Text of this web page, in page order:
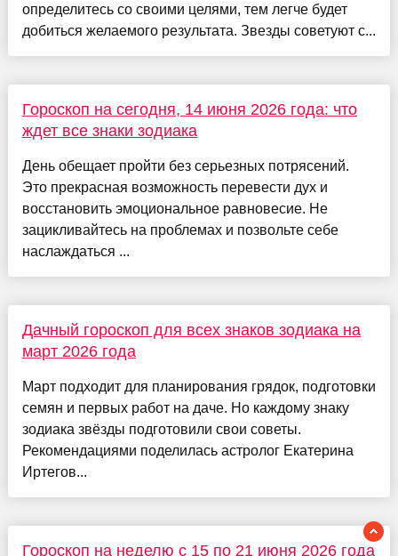
определитесь со своими целями, тем легче будет
добиться желаемого результата. Звезды советуют с...
Гороскоп на сегодня, 14 июня 2026 года: что
ждет все знаки зодиака
День обещает пройти без серьезных потрясений.
Это прекрасная возможность перевести дух и
восстановить эмоциональное равновесие. Не
зацикливайтесь на проблемах и позвольте себе
наслаждаться ...
Дачный гороскоп для всех знаков зодиака на
март 2026 года
Март подходит для планирования грядок, подготовки
семян и первых работ на даче. Но каждому знаку
зодиака звёзды подготовили свои советы.
Рекомендациями поделилась астролог Екатерина
Иртегов...
Гороскоп на неделю с 15 по 21 июня 2026 года